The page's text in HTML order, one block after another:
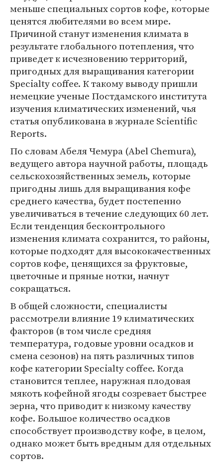
меньше специальных сортов кофе, которые
ценятся любителями во всем мире.
Причиной станут изменения климата в
результате глобального потепления, что
приведет к исчезновению территорий,
пригодных для выращивания категории
Specialty coffee. К такому выводу пришли
немецкие ученые Постдамского института
изучения климатических изменений, чья
статья опубликована в журнале Scientific
Reports.
По словам Абеля Чемура (Abel Chemura),
ведущего автора научной работы, площадь
сельскохозяйственных земель, которые
пригодны лишь для выращивания кофе
среднего качества, будет постепенно
увеличиваться в течение следующих 60 лет.
Если тенденция бесконтрольного
изменения климата сохранится, то районы,
которые подходят для высококачественных
сортов кофе, ценящихся за фруктовые,
цветочные и пряные нотки, начнут
сокращаться.
В общей сложности, специалисты
рассмотрели влияние 19 климатических
факторов (в том числе средняя
температура, годовые уровни осадков и
смена сезонов) на пять различных типов
кофе категории Specialty coffee. Когда
становится теплее, наружная плодовая
мякоть кофейной ягоды созревает быстрее
зерна, что приводит к низкому качеству
кофе. Большое количество осадков
способствует производству кофе, в целом,
однако может быть вредным для отдельных
сортов.